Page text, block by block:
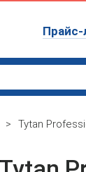
Прайс-
> Tytan